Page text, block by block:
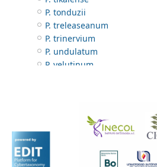
P. tonduzii
P. treleaseanum
P. trinervium
P. undulatum
P. velutinum
Sarcobataceae
Saururaceae
Saxifragaceae